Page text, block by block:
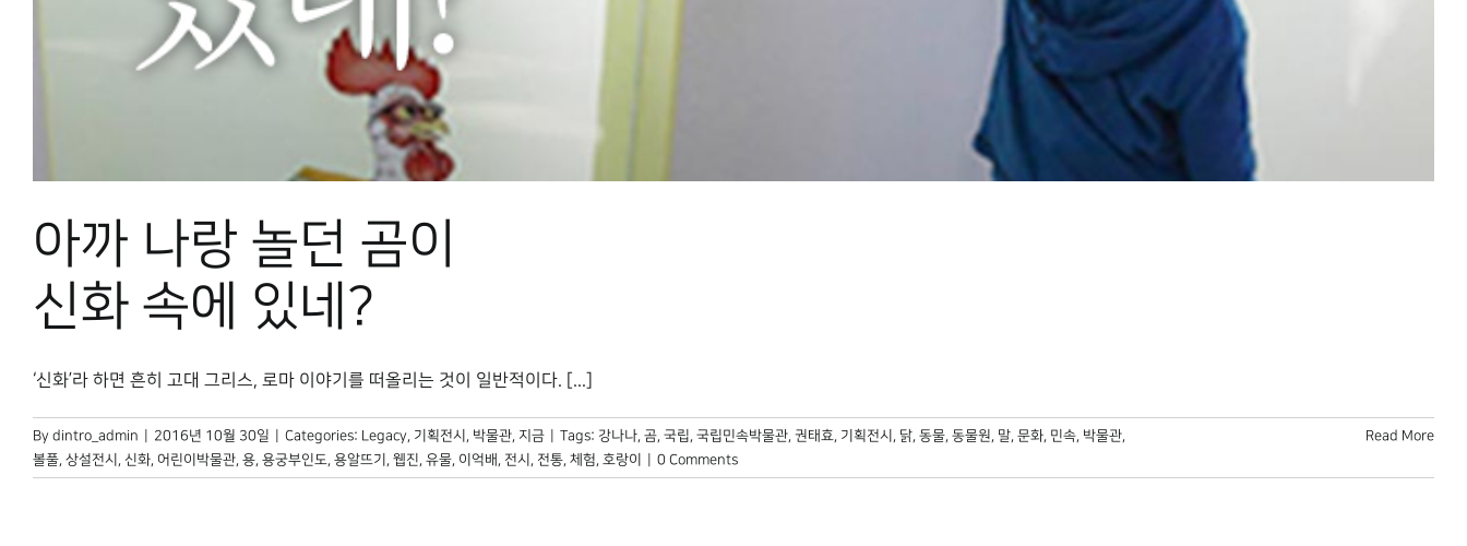
아까 나랑 놀던 곰이
신화 속에 있네?
‘신화’라 하면 흔히 고대 그리스, 로마 이야기를 떠올리는 것이 일반적이다. [...]
By dintro_admin 2016년 10월 30일 Categories: Legacy, 기획전시 , 박물관, 지금 Tags: 강나나, 곰, 국립, 국립민속박물관, 권태효, 기획전시 , 닭, 동물, 동물원, 말, 문화, 민속, 박물관,
볼풀, 상설전시 , 신화, 어린이박물관, 용, 용궁부인도, 용알뜨기 , 웹진, 유물, 이억배 , 전시 , 전통, 체험, 호랑이 0 Comments
Read More